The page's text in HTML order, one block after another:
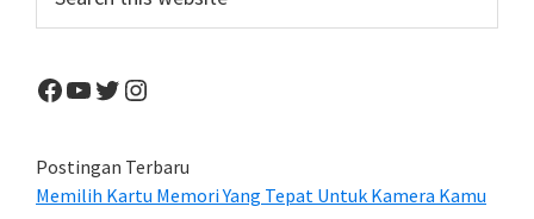
this
website
Facebook
YouTube
Twitter
Instagram
Postingan Terbaru
Memilih Kartu Memori Yang Tepat Untuk Kamera Kamu